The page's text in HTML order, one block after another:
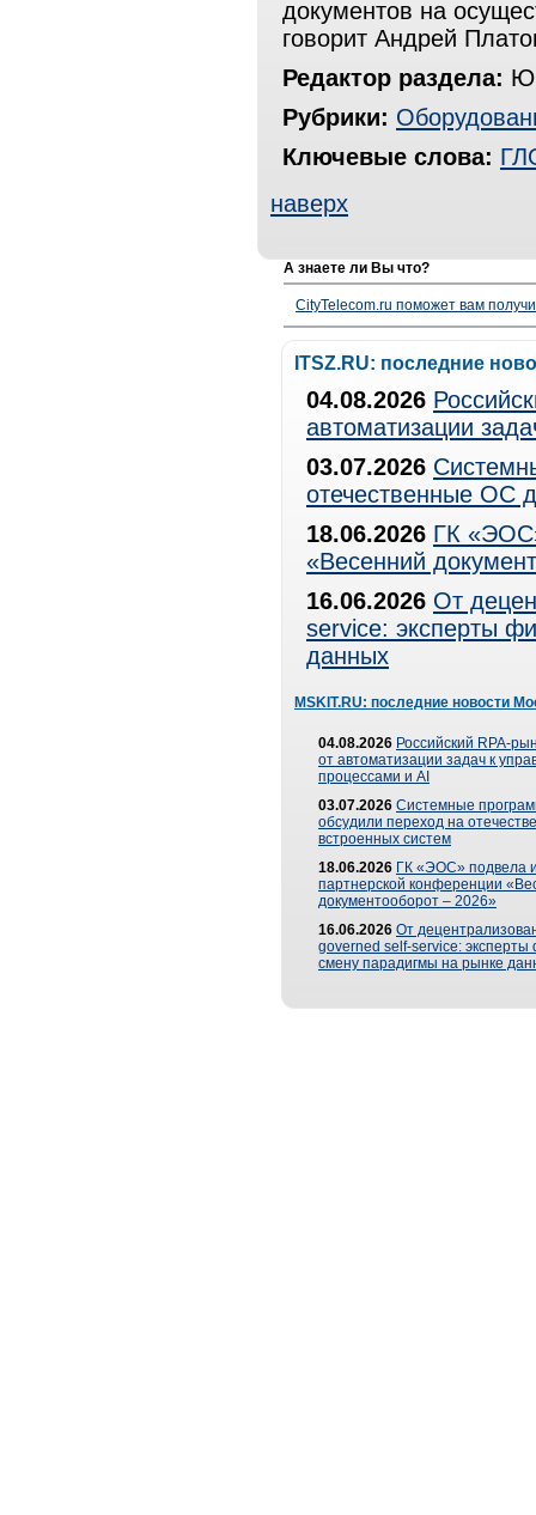
документов на
говорит Андрей
Редактор раздела:
Рубрики:
Ключевые слова:
наверх
А знаете ли Вы что?
CityTelecom.ru поможет вам
ITSZ.RU: последние
04.08.2026
автоматизации
03.07.2026
отечественные ОС
18.06.2026 ГК
«Весенний
16.06.2026 От
service: эксперты
данных
MSKIT.RU: последние новости
04.08.2026 Российский RPA-
от автоматизации задач к
процессами и AI
03.07.2026 Системные
обсудили переход на
встроенных систем
18.06.2026 ГК «ЭОС» подвела
партнерской конференции
документооборот – 2026»
16.06.2026 От
governed self-service: эксперты
смену парадигмы на рынке